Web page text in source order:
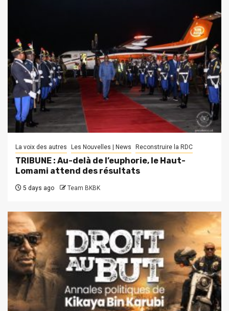
La voix des autres Les Nouvelles | News Reconstruire la RDC
TRIBUNE : Au-delà de l’euphorie, le Haut-
Lomami attend des résultats
5 days ago Team BKBK